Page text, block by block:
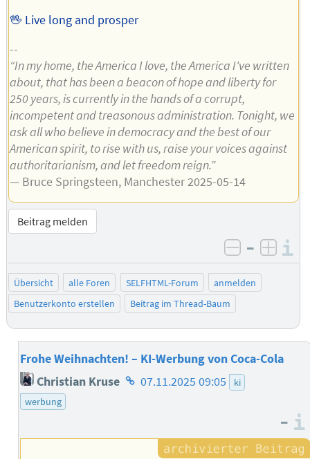
🖖 Live long and prosper
--
“In my home, the America I love, the America I've written
about, that has been a beacon of hope and liberty for
250 years, is currently in the hands of a corrupt,
incompetent and treasonous administration. Tonight, we
ask all who believe in democracy and the best of our
American spirit, to rise with us, raise your voices against
authoritarianism, and let freedom reign.”
— Bruce Springsteen, Manchester 2025-05-14
Beitrag melden
negativ
–
Übersicht alle Foren SELFHTML-Forum
anmelden
Benutzerkonto erstellen
Beitrag im Thread-Baum
Frohe Weihnachten! – KI-Werbung von Coca-Cola
Christian Kruse Homepage
07.11.2025 09:05
ki
werbung
–